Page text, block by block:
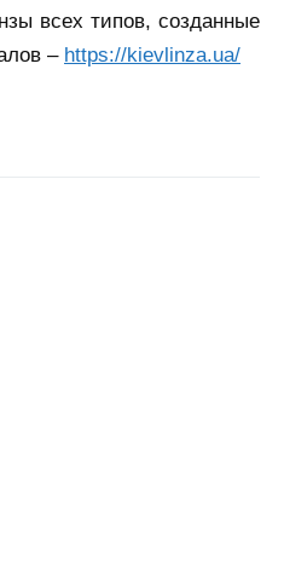
всех типов, созданные
– https://kievlinza.ua/